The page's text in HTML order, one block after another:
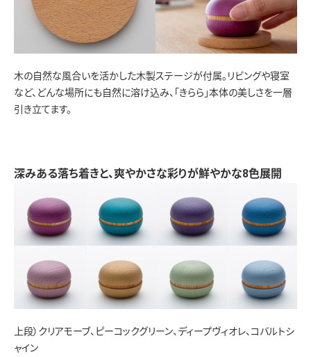
木の自然な風合いを活かした木製ステージが付属。リビングや寝室
など、どんな場所にも自然に溶け込み、「きらら」本体の美しさを一層
引き立てます。
深みある落ち着きと、爽やかさな彩りが鮮やかな8色展開
上段）クリアモーブ、ピーコックグリーン、ディープヴィオレ、コバルトシ
ャイン